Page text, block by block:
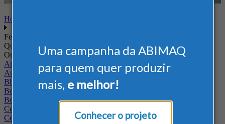
Uma campanha da ABIMAQ
para quem quer produzir
mais, e melhor!
Conhecer o projeto
Home
Feiras
Quando
Onde
Arena Jaguariuna
Auditório Albano Franco - FIEPA
Blumenau - SC
BolognaFiere
Boulevard Olimpico - RJ
Centro Internacional de Convenções do Brasil, em Brasília
Centro de Convenções - SE